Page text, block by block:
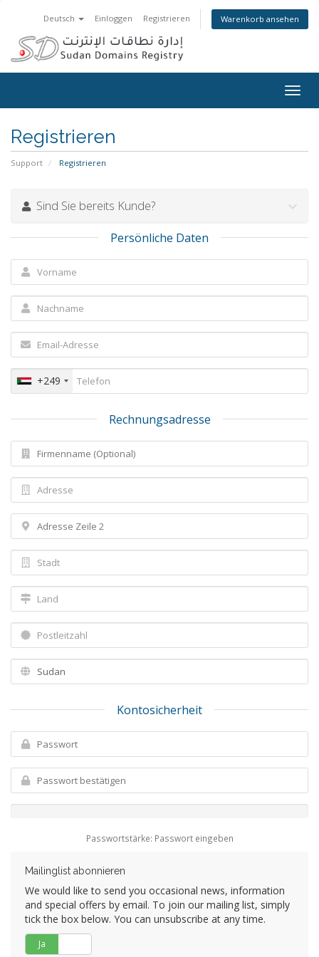
Deutsch Einloggen Registrieren Warenkorb ansehen
Registrieren
Support Registrieren
Sind Sie bereits Kunde?
Persönliche Daten
+249
Rechnungsadresse
Kontosicherheit
Passwortstärke: Passwort eingeben
Mailinglist abonnieren
We would like to send you occasional news, information
and special offers by email. To join our mailing list, simply
tick the box below. You can unsubscribe at any time.
Ja